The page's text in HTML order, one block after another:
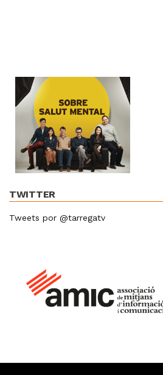
TWITTER
Tweets por @tarregatv